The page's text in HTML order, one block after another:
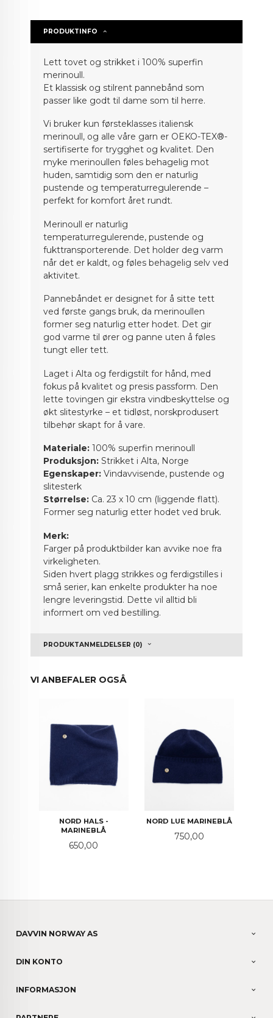
PRODUKTINFO
Lett tovet og strikket i 100% superfin
merinoull.
Et klassisk og stilrent pannebånd som
passer like godt til dame som til herre.
Vi bruker kun førsteklasses italiensk
merinoull, og alle våre garn er OEKO-TEX®-
sertifiserte for trygghet og kvalitet. Den
myke merinoullen føles behagelig mot
huden, samtidig som den er naturlig
pustende og temperaturregulerende –
perfekt for komfort året rundt.
Merinoull er naturlig
temperaturregulerende, pustende og
fukttransporterende. Det holder deg varm
når det er kaldt, og føles behagelig selv ved
aktivitet.
Pannebåndet er designet for å sitte tett
ved første gangs bruk, da merinoullen
former seg naturlig etter hodet. Det gir
god varme til ører og panne uten å føles
tungt eller tett.
Laget i Alta og ferdigstilt for hånd, med
fokus på kvalitet og presis passform. Den
lette tovingen gir ekstra vindbeskyttelse og
økt slitestyrke – et tidløst, norskprodusert
tilbehør skapt for å vare.
Materiale: 100% superfin merinoull
Produksjon: Strikket i Alta, Norge
Egenskaper:Vindavvisende, pustende og
slitesterk
Størrelse: Ca. 23 x 10 cm (liggende flatt).
Former seg naturlig etter hodet ved bruk.
Merk:
Farger på produktbilder kan avvike noe fra
virkeligheten.
Siden hvert plagg strikkes og ferdigstilles i
små serier, kan enkelte produkter ha noe
lengre leveringstid. Dette vil alltid bli
informert om ved bestilling.
PRODUKTANMELDELSER (0)
VI ANBEFALER OGSÅ
NORD HALS -
MARINEBLÅ
Pris
650,00
NORD LUE MARINEBLÅ
Pris
750,00
DAVVIN NORWAY AS
DIN KONTO
INFORMASJON